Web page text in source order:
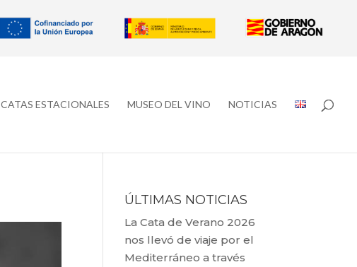
CATAS ESTACIONALES MUSEO DEL VINO NOTICIAS
ÚLTIMAS NOTICIAS
La Cata de Verano 2026
nos llevó de viaje por el
Mediterráneo a través